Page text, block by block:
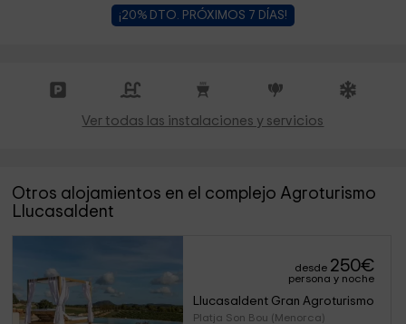
¡20% DTO. PRÓXIMOS 7 DÍAS!
Ver todas las instalaciones y servicios
Otros alojamientos en el complejo Agroturismo
Llucasaldent
desde 250€
persona y noche
Llucasaldent Gran Agroturismo
Platja Son Bou (Menorca)